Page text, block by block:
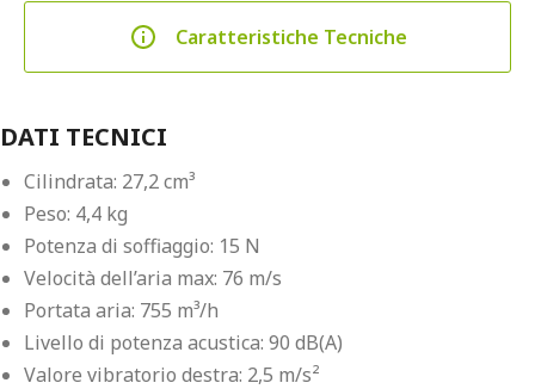
Caratteristiche Tecniche
DATI TECNICI
Cilindrata: 27,2 cm³
Peso: 4,4 kg
Potenza di soffiaggio: 15 N
Velocità dell’aria max: 76 m/s
Portata aria: 755 m³/h
Livello di potenza acustica: 90 dB(A)
Valore vibratorio destra: 2,5 m/s²